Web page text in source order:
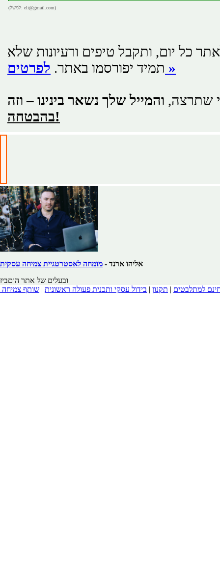
(למשל: eli@gmail.com)
כל יום, ותקבל טיפים ורעיונות שלא
תמיד יפורסמו באתר. לפרטים »
שתרצה, והמייל שלך נשאר בינינו – וזה
בהבטחה!
אליהו ארנד - מומחה לאסטרטגיית צמיחה עסקית
ובעלים של אתר הוםביז
למתלבטים | תקנון | בידול עסקי ותכנית פעולה ראשונית | שותף צמיחה